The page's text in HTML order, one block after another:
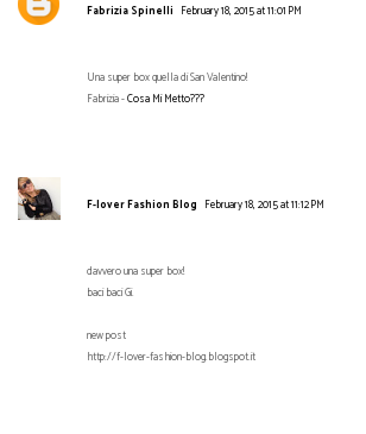
Fabrizia Spinelli February 18, 2015 at 11:01 PM
Una super box quella di San Valentino!
Fabrizia -Cosa Mi Metto???
F-lover Fashion Blog February 18, 2015 at 11:12 PM
davvero una super box!
baci baci Gi.
new post
http://f-lover-fashion-blog.blogspot.it